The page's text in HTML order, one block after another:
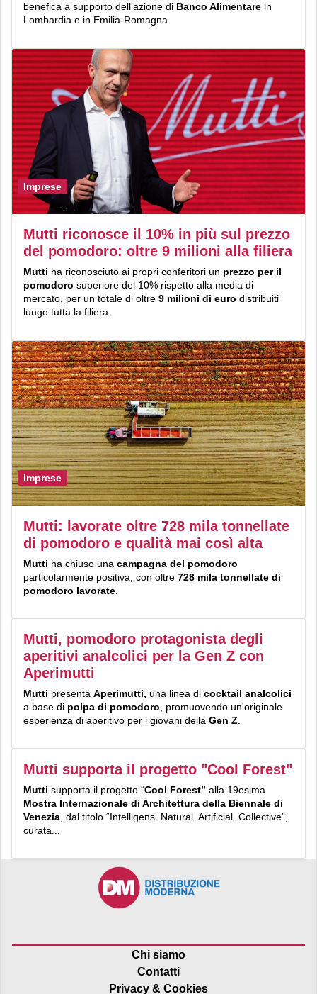
benefica a supporto dell’azione di Banco Alimentare in
Lombardia e in Emilia-Romagna.
Imprese
Mutti riconosce il 10% in più sul prezzo
del pomodoro: oltre 9 milioni alla filiera
Mutti ha riconosciuto ai propri conferitori un prezzo per il
pomodoro superiore del 10% rispetto alla media di
mercato, per un totale di oltre 9 milioni di euro distribuiti
lungo tutta la filiera.
Imprese
Mutti: lavorate oltre 728 mila tonnellate
di pomodoro e qualità mai così alta
Mutti ha chiuso una campagna del pomodoro
particolarmente positiva, con oltre 728 mila tonnellate di
pomodoro lavorate
Mutti, pomodoro protagonista degli
aperitivi analcolici per la Gen Z con
Aperimutti
Mutti presenta Aperimutti, una linea di cocktail analcolici
a base di polpa di pomodoro, promuovendo un'originale
esperienza di aperitivo per i giovani della Gen Z.
Mutti supporta il progetto "Cool Forest"
Mutti supporta il progetto “Cool Forest” alla 19esima
Mostra Internazionale di Architettura della Biennale di
Venezia , dal titolo “Intelligens. Natural. Artificial. Collective”,
curata...
Chi siamo
Contatti
Privacy & Cookies